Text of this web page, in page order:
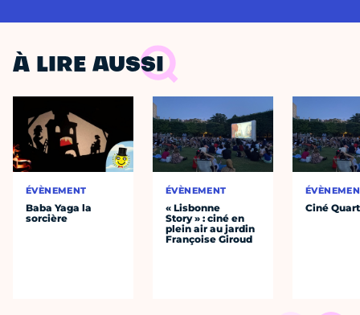
À LIRE AUSSI
ÉVÈNEMENT
Baba Yaga la
sorcière
ÉVÈNEMENT
« Lisbonne
Story » : ciné en
plein air au jardin
Françoise Giroud
Ciné